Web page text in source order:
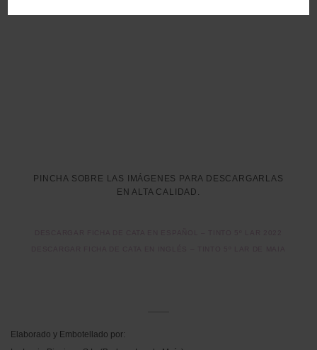
PINCHA SOBRE LAS IMÁGENES PARA DESCARGARLAS
EN ALTA CALIDAD.
Elaborado y Embotellado por: